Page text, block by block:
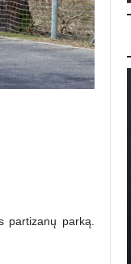
partizanų parką.